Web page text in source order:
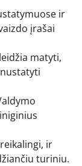
ir
įrašai
matyti,
ir
turiniu.